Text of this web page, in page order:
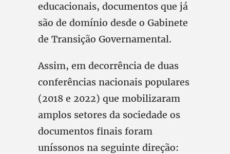
educacionais, documentos que já
são de domínio desde o Gabinete
de Transição Governamental.
Assim, em decorrência de duas
conferências nacionais populares
(2018 e 2022) que mobilizaram
amplos setores da sociedade os
documentos finais foram
uníssonos na seguinte direção: